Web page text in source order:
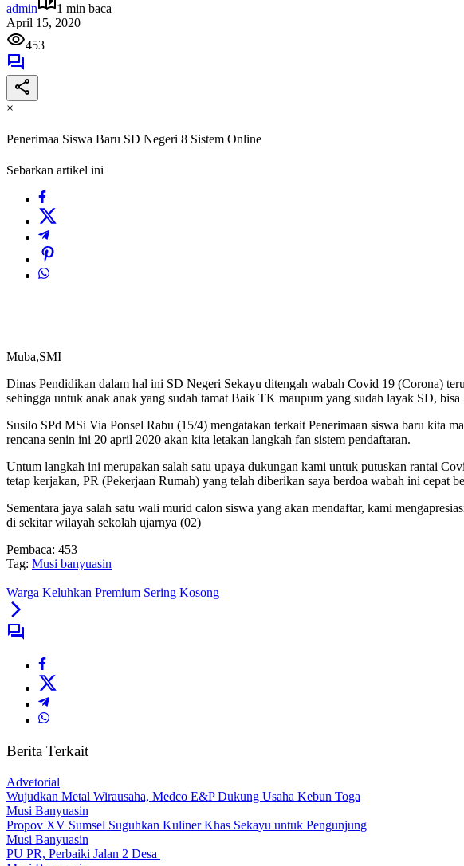
admin
1 min baca
April 15, 2020
453
×
Penerimaa Siswa Baru SD Negeri 8 Sistem Online
Sebarkan artikel ini
Muba,SMI
Dinas Pendidikan dalam hal ini SD Negeri Sekayu ditengah wabah Covid 19 (Corona)
sehingga untuk anak anak yang sudah tamat Baik TK maupum yang sudah layak SD,
Susilo SPd MSi Via Ponsel Rabu (15/4) mengatakan terkait Penerimaan siswa baru kita
rencana senin ini 20 april 2020 akan kita letakan langkah fan sistem pendaftaran.
Untum langkah ini merupakan salah satu upaya dukungan kami untuk putuskan rantai
tetap kerjakan, PR (Pekerjaan Rumah) yang telah diberikan saya berdoa wabah ini cepat
Sementara jaya salah satu wali murid calon siswa yang akan mendaftar, kami
di sekitar wilayah sekolah ujarnya (02)
Pembaca: 453
Tag: Musi banyuasin
Warga Keluhkan Premium Sering Kosong
Berita Terkait
Advetorial
Wujudkan Metal Wirausaha, Medco E&P Dukung Usaha Kebun Toga
Musi Banyuasin
Propov XV Sumsel Suguhkan Kuliner Khas Sekayu untuk Pengunjung
Musi Banyuasin
PU PR, Perbaiki Jalan 2 Desa